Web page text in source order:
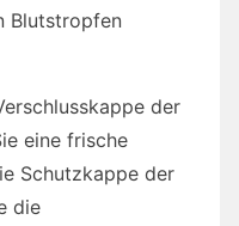
Blutstropfen
der
eine frische
Schutzkappe der
die